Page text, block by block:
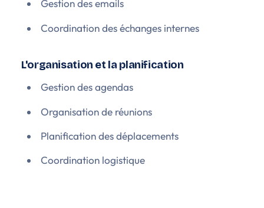
Gestion des emails
Coordination des échanges internes
L'organisation et la planification
Gestion des agendas
Organisation de réunions
Planification des déplacements
Coordination logistique